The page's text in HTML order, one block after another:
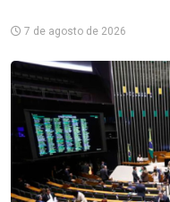
7 de agosto de 2026